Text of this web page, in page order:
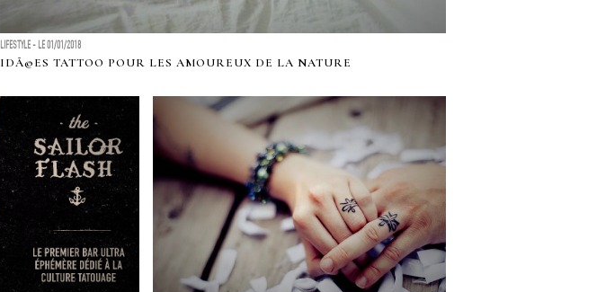
LIFESTYLE - LE 01/01/2018
IDÃ©ES TATTOO POUR LES AMOUREUX DE LA NATURE